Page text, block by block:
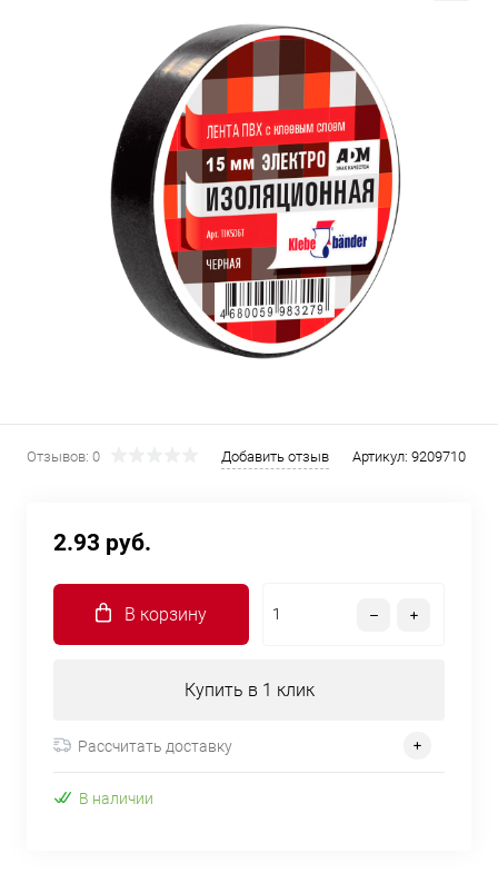
Отзывов: 0 Добавить отзыв Артикул: 9209710
2.93 руб.
В корзину
Купить в 1 клик
Рассчитать доставку
В наличии